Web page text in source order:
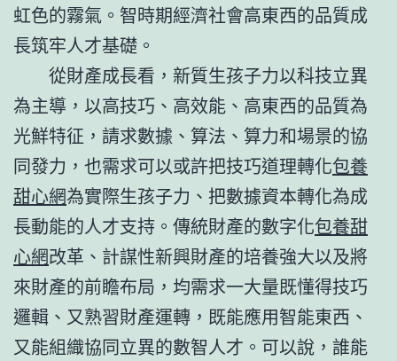
虹色的霧氣。智時期經濟社會高東西的品質成
長筑牢人才基礎。
從財產成長看，新質生孩子力以科技立異
為主導，以高技巧、高效能、高東西的品質為
光鮮特征，請求數據、算法、算力和場景的協
同發力，也需求可以或許把技巧道理轉化包養
甜心網為實際生孩子力、把數據資本轉化為成
長動能的人才支持。傳統財產的數字化包養甜
心網改革、計謀性新興財產的培養強大以及將
來財產的前瞻布局，均需求一大量既懂得技巧
邏輯、又熟習財產運轉，既能應用智能東西、
又能組織協同立異的數智人才。可以說，誰能